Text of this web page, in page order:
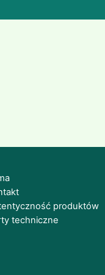
produktów
techniczne